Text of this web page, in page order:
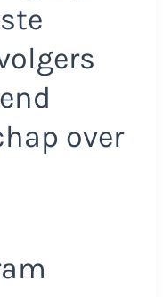
over